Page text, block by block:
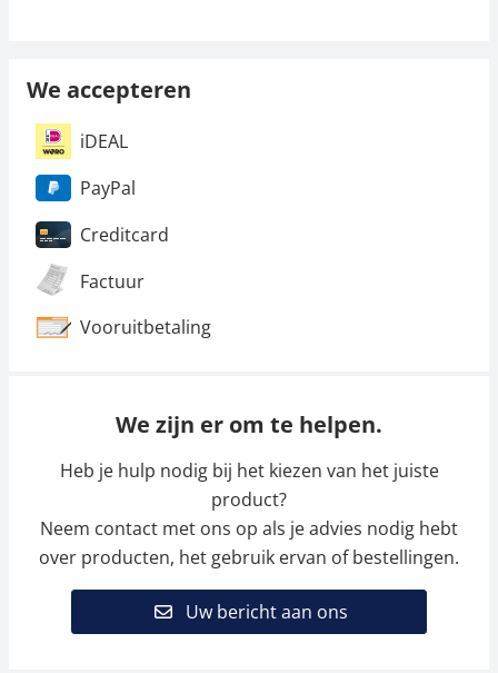
We accepteren
iDEAL
PayPal
Creditcard
Factuur
Vooruitbetaling
We zijn er om te helpen.
Heb je hulp nodig bij het kiezen van het juiste
product?
Neem contact met ons op als je advies nodig hebt
over producten, het gebruik ervan of bestellingen.
Uw bericht aan ons